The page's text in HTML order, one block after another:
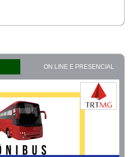
ON LINE E PRESENCIAL